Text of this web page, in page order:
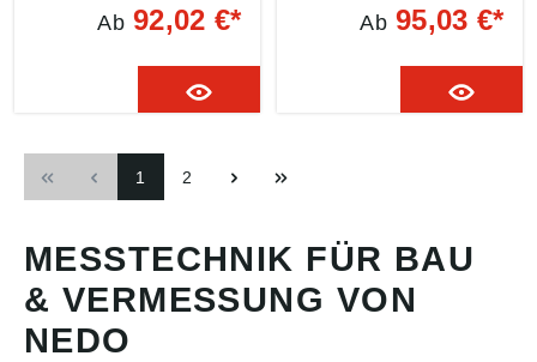
Messingscharniere •
cm-E-Teilung •
rot/schwarz • Rückseite
weiß mit schwarzer mm-
dnung ((EU) 2023/998):
Nedo GmbH & Co. KG,
Hochgerichtstr. 39-43,
info@nedo.com
Ab92,02 €*
Schreibunterlage •
Klarsichtfolie schützt die
Zeichnungen auf der
72280 Dornstetten, DE,
info@nedo.com
Ab95,03 €*
1 2
MESSTECHNIK FÜR BAU
& VERMESSUNG VON
NEDO